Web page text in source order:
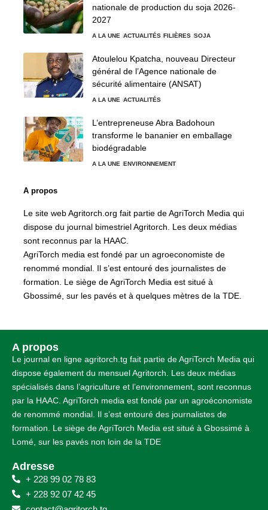
nationale de production du soja 2026-
2027
A LA UNE ACTUALITÉS FILIÈRES SOJA
Atoulelou Kpatcha, nouveau Directeur
général de l’Agence nationale de
sécurité alimentaire (ANSAT)
A LA UNE ACTUALITÉS
L’entrepreneuse Abra Badohoun
transforme le bananier en emballage
biodégradable
A LA UNE ENVIRONNEMENT
A propos
Le site web Agritorch.org fait partie de AgriTorch Media qui
dispose du journal bimestriel Agritorch. Les deux médias
sont reconnus par la HAAC.
AgriTorch media est fondé par un agroeconomiste de
renommé mondial. Il s’est entouré des journalistes de
formation. Le siège de AgriTorch Media est situé à
Gbossimé, sur les pavés et à quelques mètres de la TDE.
A propos
Le journal en ligne agritorch.tg fait partie de AgriTorch Media qui
dispose également du mensuel Agritorch. Les deux médias
spécialisés dans l’agriculture et l’environnement, sont reconnus
par la HAAC. AgriTorch media est fondé par un agroéconomiste
de renommé mondial. Il s’est entouré des journalistes de
formation. Le siège de AgriTorch Media est situé à Gbossimé à
Lomé, sur les pavés non loin de la TDE
Adresse
+ 228 99 02 78 83
+ 228 92 07 42 45